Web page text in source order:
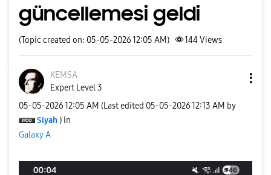
güncellemesi geldi
(Topic created on: 05-05-2026 12:05 AM) 144Views
KEMSA
Expert Level 3
‎05-05-202612:05 AM (Last edited ‎05-05-202612:13 AM by
Siyah ) in
Galaxy A